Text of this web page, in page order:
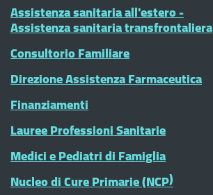
Assistenza sanitaria all'estero -
Assistenza sanitaria transfrontaliera
Consultorio Familiare
Direzione Assistenza Farmaceutica
Finanziamenti
Lauree Professioni Sanitarie
Medici e Pediatri di Famiglia
Nucleo di Cure Primarie (NCP)